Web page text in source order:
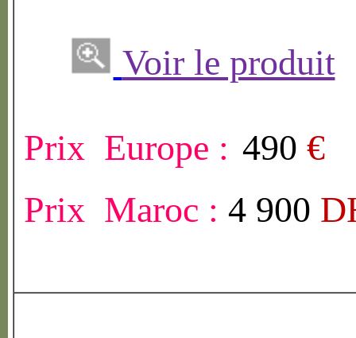
Voir le produit
Prix Europe : 490 €
Prix Maroc : 4 900